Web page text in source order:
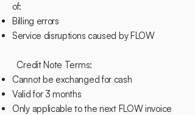
of:
Billing errors
Service disruptions caused by FLOW
Credit Note Terms:
Cannot be exchanged for cash
Valid for 3 months
Only applicable to the next FLOW invoice